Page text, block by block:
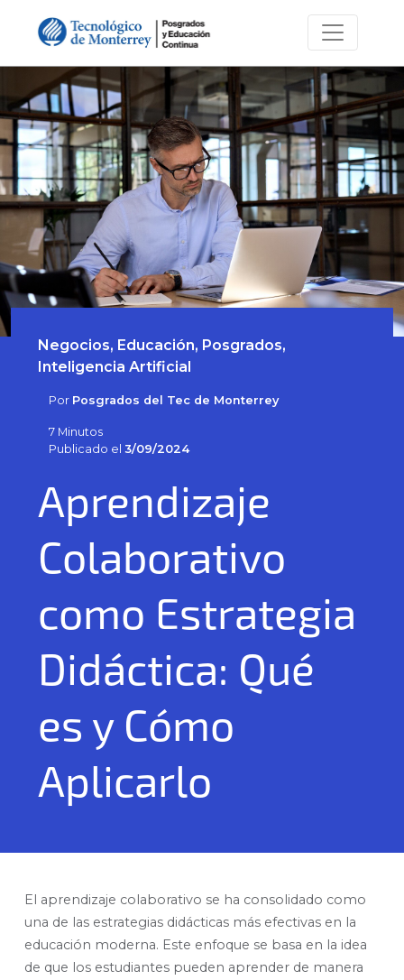
Negocios, Educación, Posgrados,
Inteligencia Artificial
Por Posgrados del Tec de Monterrey
7 Minutos
Publicado el 3/09/2024
Aprendizaje
Colaborativo
como Estrategia
Didáctica: Qué
es y Cómo
Aplicarlo
El aprendizaje colaborativo se ha consolidado como
una de las estrategias didácticas más efectivas en la
educación moderna. Este enfoque se basa en la idea
de que los estudiantes pueden aprender de manera